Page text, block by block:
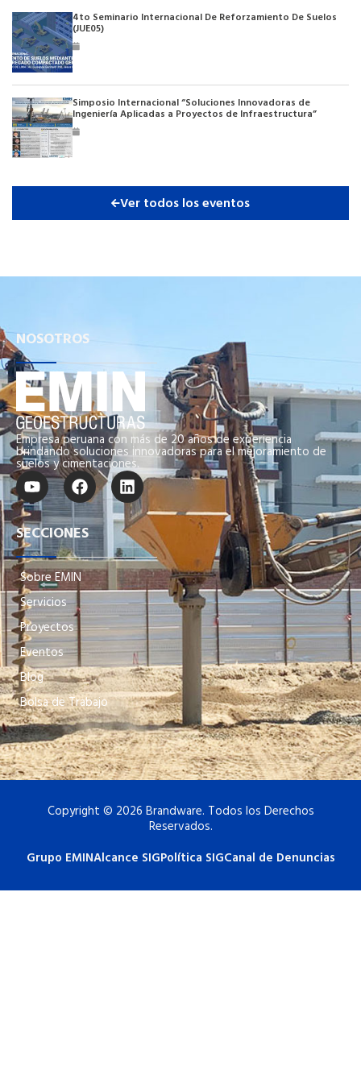
4to Seminario Internacional De Reforzamiento De Suelos
(JUE05)
Simposio Internacional “Soluciones Innovadoras de
Ingeniería Aplicadas a Proyectos de Infraestructura”
Ver todos los eventos
NOSOTROS
Empresa peruana con más de 20 años de experiencia
brindando soluciones innovadoras para el mejoramiento de
suelos y cimentaciones.
SECCIONES
Sobre EMIN
Servicios
Proyectos
Eventos
Blog
Bolsa de Trabajo
Copyright © 2026 Brandware. Todos los Derechos
Reservados.
Grupo EMINAlcance SIGPolítica SIGCanal de Denuncias